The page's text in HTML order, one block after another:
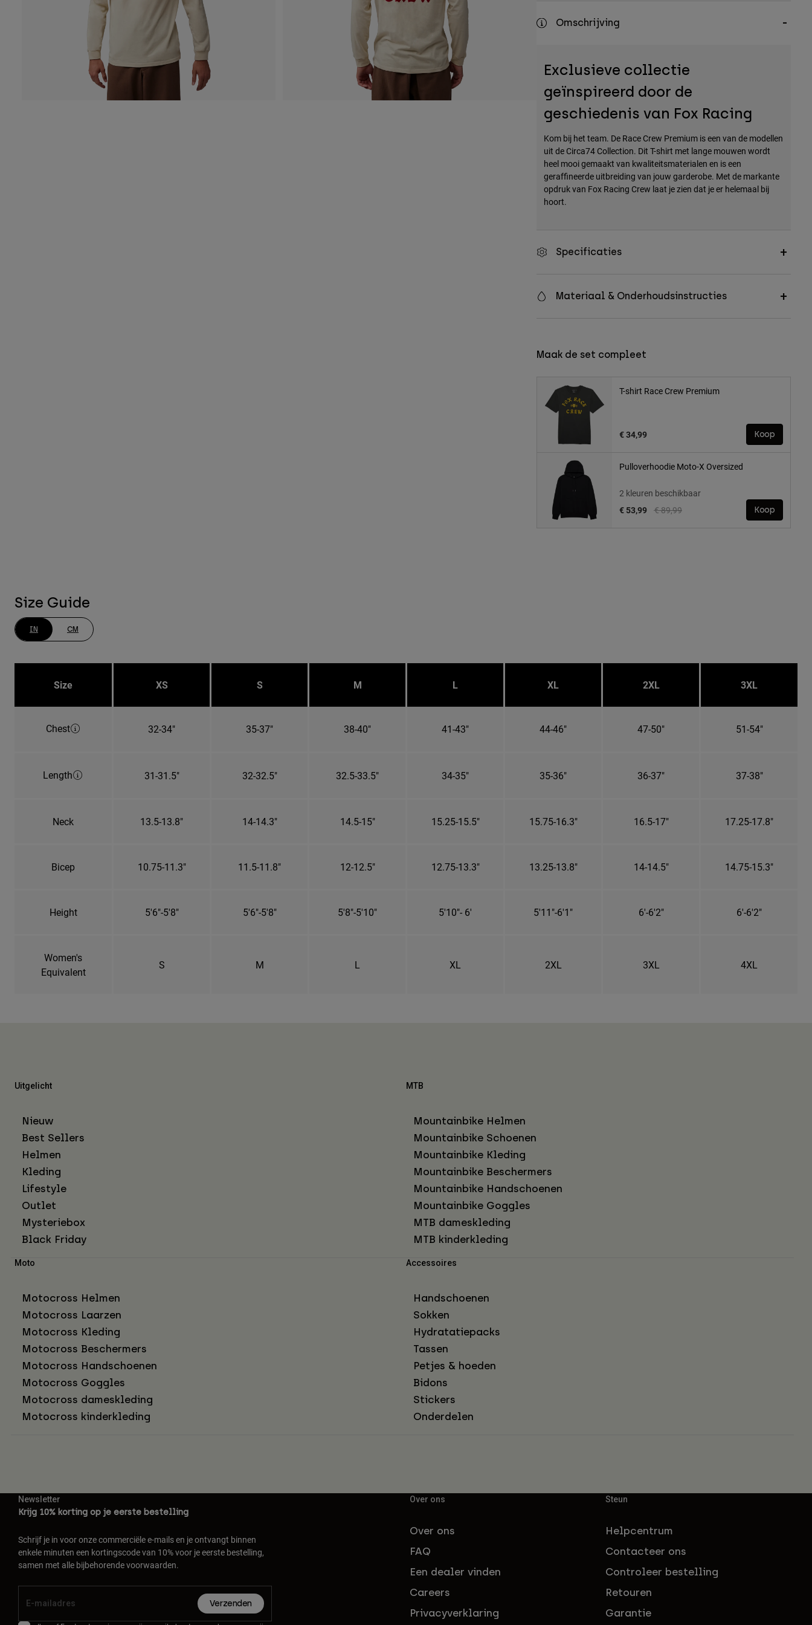
Omschrijving
Exclusieve collectie
geïnspireerd door de
geschiedenis van Fox Racing
Kom bij het team. De Race Crew Premium is een van de modellen
uit de Circa74 Collection. Dit T-shirt met lange mouwen wordt
heel mooi gemaakt van kwaliteitsmaterialen en is een
geraffineerde uitbreiding van jouw garderobe. Met de markante
opdruk van Fox Racing Crew laat je zien dat je er helemaal bij
hoort.
Specificaties
Materiaal & Onderhoudsinstructies
Maak de set compleet
T-shirt Race Crew Premium
€ 34,99 Koop
Pulloverhoodie Moto-X Oversized
2 kleuren beschikbaar
Price reduced from
€ 89,99to
€ 53,99 Koop
Size Guide
IN CM
Size XS S M L XL 2XL 3XL
Chest 32-34" 35-37" 38-40" 41-43" 44-46" 47-50" 51-54"
Length 31-31.5" 32-32.5" 32.5-33.5" 34-35" 35-36" 36-37" 37-38"
Neck 13.5-13.8" 14-14.3" 14.5-15" 15.25-15.5" 15.75-16.3" 16.5-17" 17.25-17.8"
Bicep 10.75-11.3" 11.5-11.8" 12-12.5" 12.75-13.3" 13.25-13.8" 14-14.5" 14.75-15.3"
Height 5'6"-5'8" 5'6"-5'8" 5'8"-5'10" 5'10"- 6' 5'11"-6'1" 6'-6'2" 6'-6'2"
Women's
Equivalent
S M L XL 2XL 3XL 4XL
Uitgelicht
Nieuw
Best Sellers
Helmen
Kleding
Lifestyle
Outlet
Mysteriebox
Black Friday
MTB
Mountainbike Helmen
Mountainbike Schoenen
Mountainbike Kleding
Mountainbike Beschermers
Mountainbike Handschoenen
Mountainbike Goggles
MTB dameskleding
MTB kinderkleding
Moto
Motocross Helmen
Motocross Laarzen
Motocross Kleding
Motocross Beschermers
Motocross Handschoenen
Motocross Goggles
Motocross dameskleding
Motocross kinderkleding
Accessoires
Handschoenen
Sokken
Hydratatiepacks
Tassen
Petjes & hoeden
Bidons
Stickers
Onderdelen
Newsletter
Krijg 10% korting op je eerste bestelling
Schrijf je in voor onze commerciële e-mails en je ontvangt binnen
enkele minuten een kortingscode van 10% voor je eerste bestelling,
samen met alle bijbehorende voorwaarden.
Verzenden
Over ons
Over ons
FAQ
Een dealer vinden
Careers
Privacyverklaring
Steun
Helpcentrum
Contacteer ons
Controleer bestelling
Retouren
Garantie